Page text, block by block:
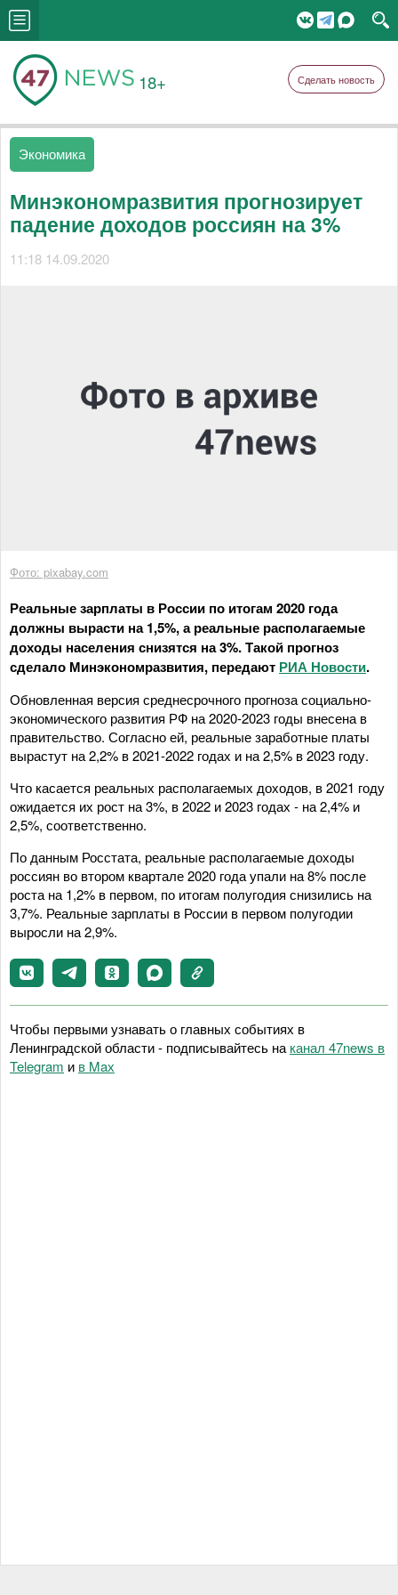
18+ Сделать новость
Экономика
Минэкономразвития прогнозирует
падение доходов россиян на 3%
11:18 14.09.2020
Фото: pixabay.com
Реальные зарплаты в России по итогам 2020 года
должны вырасти на 1,5%, а реальные располагаемые
доходы населения снизятся на 3%. Такой прогноз
сделало Минэкономразвития, передают РИА Новости.
Обновленная версия среднесрочного прогноза социально-
экономического развития РФ на 2020-2023 годы внесена в
правительство. Согласно ей, реальные заработные платы
вырастут на 2,2% в 2021-2022 годах и на 2,5% в 2023 году.
Что касается реальных располагаемых доходов, в 2021 году
ожидается их рост на 3%, в 2022 и 2023 годах - на 2,4% и
2,5%, соответственно.
По данным Росстата, реальные располагаемые доходы
россиян во втором квартале 2020 года упали на 8% после
роста на 1,2% в первом, по итогам полугодия снизились на
3,7%. Реальные зарплаты в России в первом полугодии
выросли на 2,9%.
Чтобы первыми узнавать о главных событиях в
Ленинградской области - подписывайтесь на канал 47news в
Telegram и в Maх